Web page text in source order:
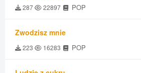
287 22897 POP
Zwodzisz mnie
223 16283 POP